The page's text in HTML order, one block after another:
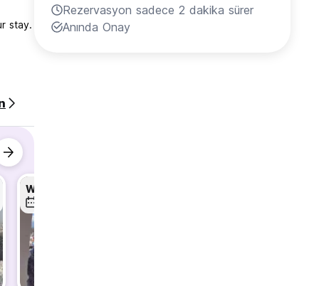
stay.
Walking Tour
Rezervasyon sadece 2 dakika sürer
Anında Onay